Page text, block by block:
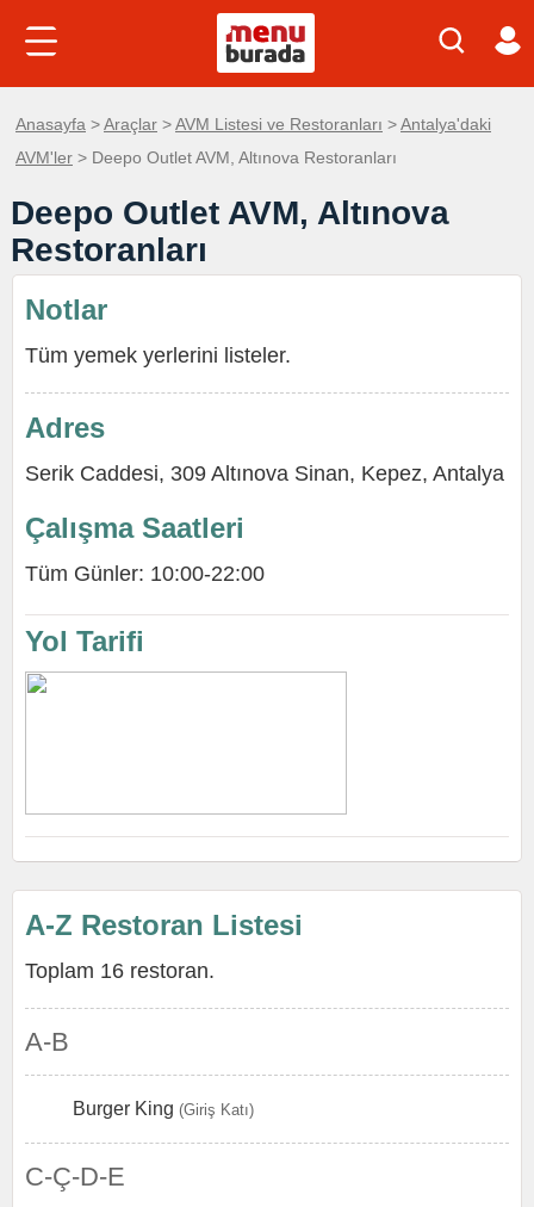
Anasayfa >Araçlar >AVM Listesi ve Restoranları >Antalya'daki
AVM'ler > Deepo Outlet AVM, Altınova Restoranları
Deepo Outlet AVM, Altınova
Restoranları
Notlar
Tüm yemek yerlerini listeler.
Adres
Serik Caddesi, 309 Altınova Sinan, Kepez, Antalya
Çalışma Saatleri
Tüm Günler: 10:00-22:00
Yol Tarifi
A-Z Restoran Listesi
Toplam 16 restoran.
A-B
Burger King (Giriş Katı)
C-Ç-D-E